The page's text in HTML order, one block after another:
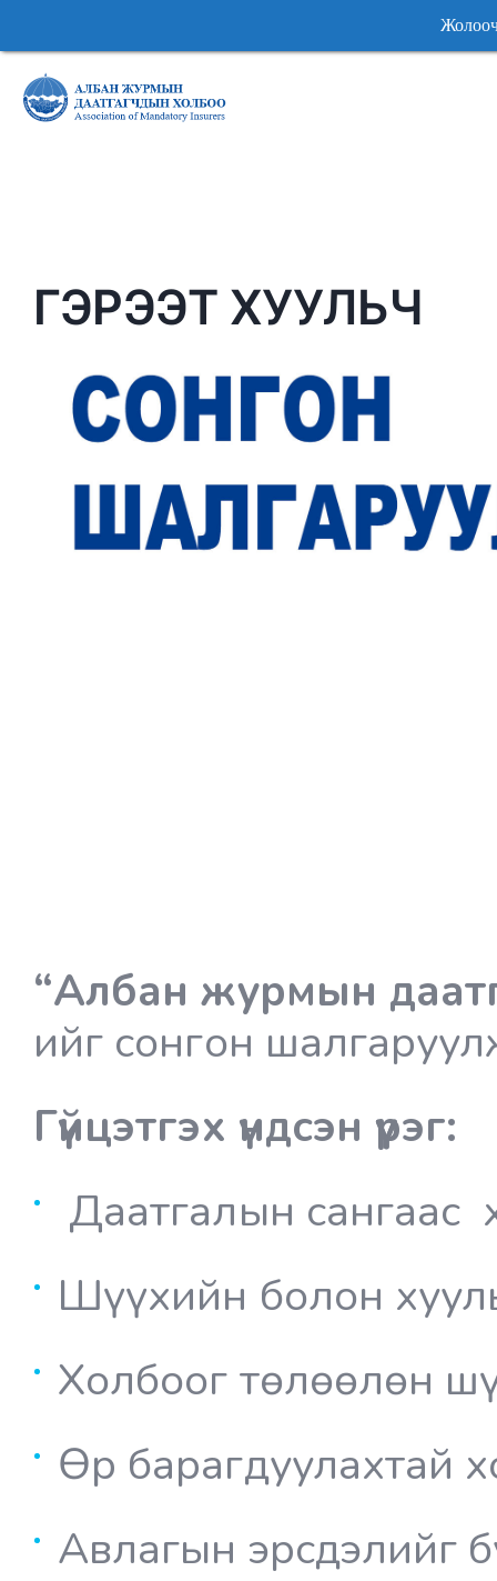
ГЭРЭЭТ ХУУЛЬЧ
“Албан журмын
ийг сонгон
Гүйцэтгэх үндсэн үүрэг:
Даатгалын сангаас
Шүүхийн болон
Холбоог төлөөлөн
Өр барагдуулахтай
Авлагын эрсдэлийг
Жолоочийн
Жолоочийн